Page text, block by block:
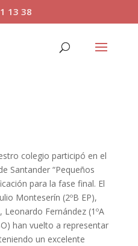
13 38
colegio participó en el
Santander “Pequeños
para la fase final. El
Monteserín (2ºB EP),
Leonardo Fernández (1ºA
han vuelto a representar
un excelente